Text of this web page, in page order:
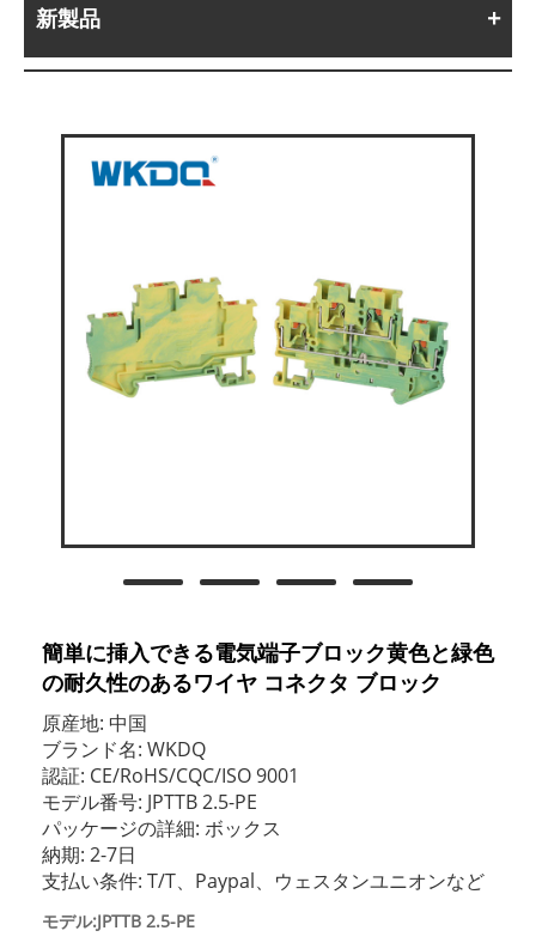
新製品
簡単に挿入できる電気端子ブロック黄色と緑色
の耐久性のあるワイヤ コネクタ ブロック
原産地: 中国
ブランド名: WKDQ
認証: CE/RoHS/CQC/ISO 9001
モデル番号: JPTTB 2.5-PE
パッケージの詳細: ボックス
納期: 2-7日
支払い条件: T/T、Paypal、ウェスタンユニオンなど
モデル:JPTTB 2.5-PE